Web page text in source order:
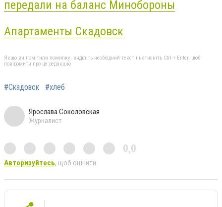
передали на баланс Минобороны
Апартаменты Скадовск
Якщо ви помітили помилку, виділіть необхідний текст і натисніть Ctrl + Enter, щоб
повідомити про це редакцію
#Скадовск #хлеб
Ярослава Соколовская
Журналист
0,0
Авторизуйтесь, щоб оцінити